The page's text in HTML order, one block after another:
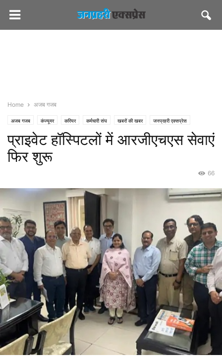
Home अजब गजब
अजब गजब कंज्यूमर करियर कर्मचारी संघ खबरों की खबर जनप्रहरी एक्सप्रेस
जनप्रहरी लेटेस्ट राज्य जयपुर पॉलिटिकल मस्त खबर शासन-प्रशासन
मेडिकल समाज सीएमओ राजस्थान सेहत
प्राइवेट हॉस्पिटलों में आरजीएचएस सेवाएं
फिर शुरू
66